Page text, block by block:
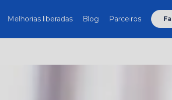
Melhorias liberadas Blog Parceiros